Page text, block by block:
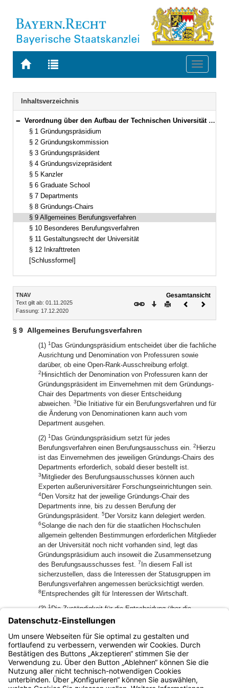
Zur
BAYERN.RECHT
Zur
letzten
Suche
Toggle
Navigation
Inhaltsverzeichnis
Bereich reduzieren
Verordnung über den Aufbau der Technischen Universität Nürnberg (TU Nürnberg-Aufbauverordnung – TNAV) Vom 17. Dezember 2020 (GVBl. S. 710) BayRS 2210-2-1-1-WK (§§ 1–12)
§ 1 Gründungspräsidium
§ 2 Gründungskommission
§ 3 Gründungspräsident
§ 4 Gründungsvizepräsident
§ 5 Kanzler
§ 6 Graduate School
§ 7 Departments
§ 8 Gründungs-Chairs
§ 9 Allgemeines Berufungsverfahren
§ 10 Besonderes Berufungsverfahren
§ 11 Gestaltungsrecht der Universität
§ 12 Inkrafttreten
[Schlussformel]
Inhalt
TNAV
Text gilt ab: 01.11.2025
Fassung: 17.12.2020
Gesamtansicht
Download
DruckenVorheriges
§ 9 Allgemeines Berufungsverfahren
(1) 1 Das Gründungspräsidium entscheidet über die fachliche
Ausrichtung und Denomination von Professuren sowie
darüber, ob eine Open-Rank-Ausschreibung erfolgt.
2 Hinsichtlich der Denomination von Professuren kann der
Gründungspräsident im Einvernehmen mit dem Gründungs-
Chair des Departments von dieser Entscheidung
abweichen. 3 Die Initiative für ein Berufungsverfahren und für
die Änderung von Denominationen kann auch vom
Department ausgehen.
(2) 1 Das Gründungspräsidium setzt für jedes
Berufungsverfahren einen Berufungsausschuss ein. 2 Hierzu
ist das Einvernehmen des jeweiligen Gründungs-Chairs des
Departments erforderlich, sobald dieser bestellt ist.
3 Mitglieder des Berufungsausschusses können auch
Experten außeruniversitärer Forschungseinrichtungen sein.
4Den Vorsitz hat der jeweilige Gründungs-Chair des
Departments inne, bis zu dessen Berufung der
Gründungspräsident. 5 Der Vorsitz kann delegiert werden.
6Solange die nach den für die staatlichen Hochschulen
allgemein geltenden Bestimmungen erforderlichen Mitglieder
an der Universität noch nicht vorhanden sind, legt das
Gründungspräsidium auch insoweit die Zusammensetzung
des Berufungsausschusses fest. 7 In diesem Fall ist
sicherzustellen, dass die Interessen der Statusgruppen im
Berufungsverfahren angemessen berücksichtigt werden.
8 Entsprechendes gilt für Interessen der Wirtschaft.
(3)1Die Zuständigkeit für die Entscheidung über die
Berufung von Professoren wird auf den
Gründungspräsidenten übertragen.
Reihung des Berufungsvorschlags nicht gebunden.
kann den Berufungsvorschlag insgesamt zurückgeben.
Bayern.de